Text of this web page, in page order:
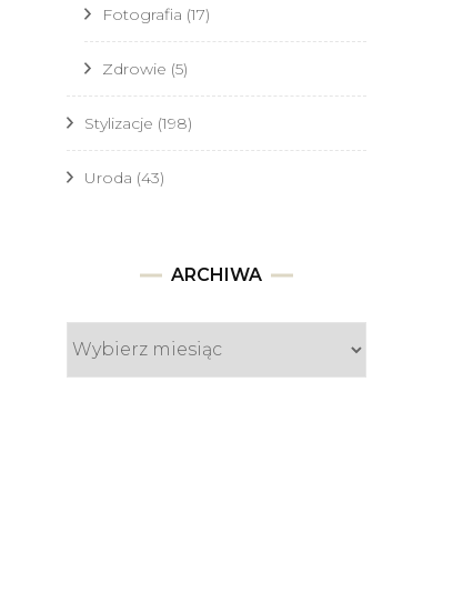
Fotografia (17)
Zdrowie (5)
Stylizacje (198)
Uroda (43)
ARCHIWA
Archiwa